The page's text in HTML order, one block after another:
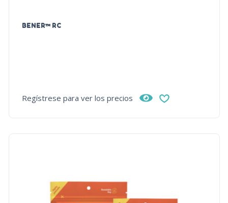
BENER™ RC
Regístrese para ver los precios